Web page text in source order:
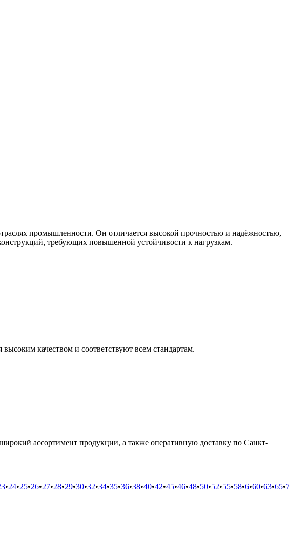
промышленности. Он отличается высокой прочностью и надёжностью,
требующих повышенной устойчивости к нагрузкам.
качеством и соответствуют всем стандартам.
ассортимент продукции, а также оперативную доставку по Санкт-
•24•25•26•27•28•29•30•32•34•35•36•38•40•42•45•46•48•50•52•55•58•6•60•63•65•